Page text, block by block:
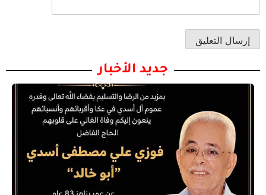
جديد الأخبار